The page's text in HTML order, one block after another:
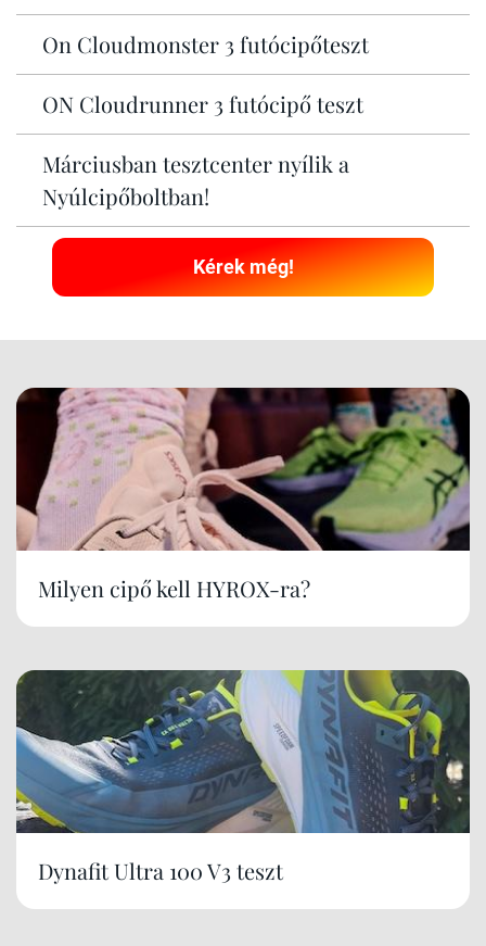
On Cloudmonster 3 futócipőteszt
ON Cloudrunner 3 futócipő teszt
Márciusban tesztcenter nyílik a
Nyúlcipőboltban!
Kérek még!
Milyen cipő kell HYROX-ra?
Dynafit Ultra 100 V3 teszt